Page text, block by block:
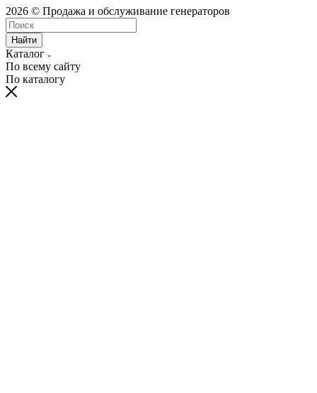
2026 © Продажа и обслуживание генераторов
Найти
Каталог
По всему сайту
По каталогу